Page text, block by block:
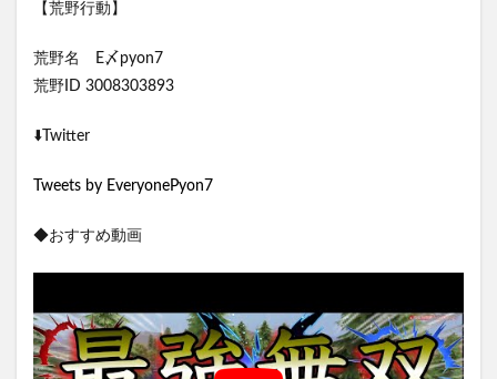
【荒野行動】
荒野名 E〆pyon7
荒野ID 3008303893
⬇️Twitter
Tweets by EveryonePyon7
◆おすすめ動画